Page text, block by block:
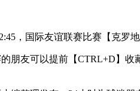
，国际友谊联赛比赛【克罗
朋友可以提前【CTRL+D】收